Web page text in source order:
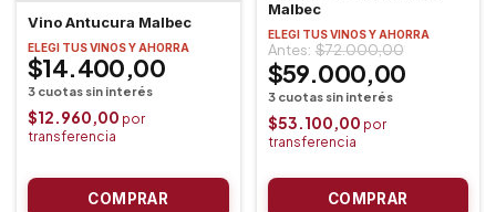
Vino Antucura Malbec
ELEGI TUS VINOS Y AHORRA
$14.400,00
$12.960,00
Malbec
ELEGI TUS VINOS Y AHORRA
$59.000,00
$72.000,00
$53.100,00